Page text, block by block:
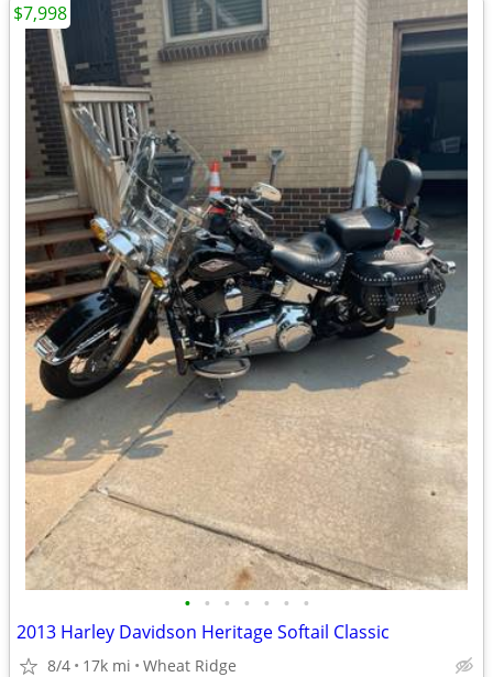
• • • • • • •
2013 Harley Davidson Heritage Softail Classic
8/4 17k mi Wheat Ridge
$7,998